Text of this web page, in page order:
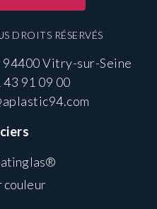
DROITS RÉSERVÉS
94400 Vitry-sur-Seine
43 91 09 00
couleur